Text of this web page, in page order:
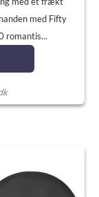
med Fifty
romantis...